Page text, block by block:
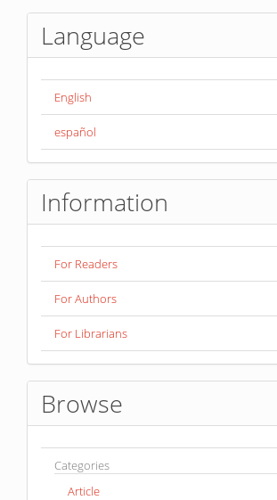
Language
English
español
Information
For Readers
For Authors
For Librarians
Browse
Categories
Article